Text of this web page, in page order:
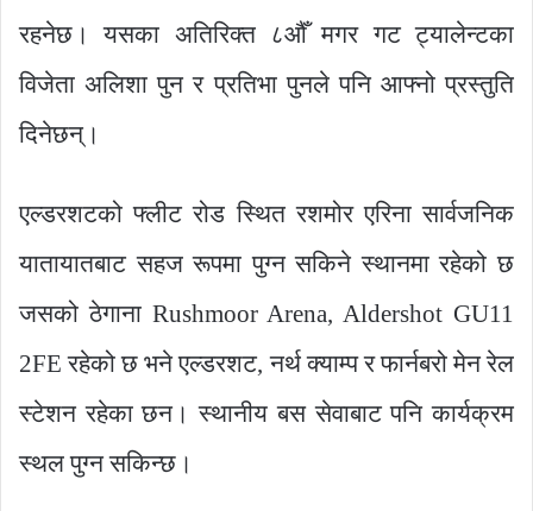
रहनेछ। यसका अतिरिक्त ८औँ मगर गट ट्यालेन्टका
विजेता अलिशा पुन र प्रतिभा पुनले पनि आफ्नो प्रस्तुति
दिनेछन्।
एल्डरशटको फ्लीट रोड स्थित रशमोर एरिना सार्वजनिक
यातायातबाट सहज रूपमा पुग्न सकिने स्थानमा रहेको छ
जसको ठेगाना Rushmoor Arena, Aldershot GU11
2FE रहेको छ भने एल्डरशट, नर्थ क्याम्प र फार्नबरो मेन रेल
स्टेशन रहेका छन। स्थानीय बस सेवाबाट पनि कार्यक्रम
स्थल पुग्न सकिन्छ।